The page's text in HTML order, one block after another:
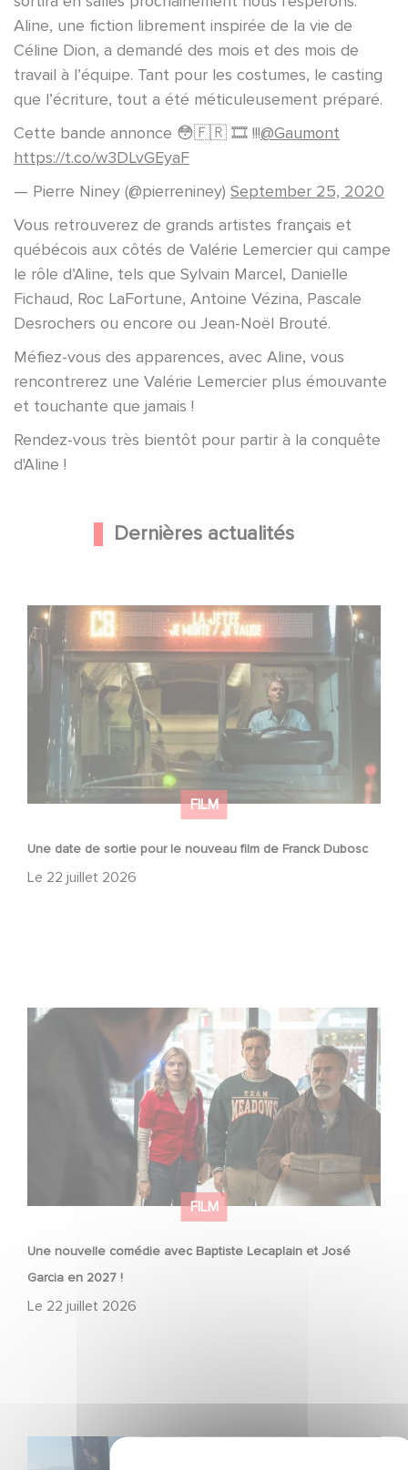
Aline, une fiction librement inspirée de la vie de
Céline Dion, a demandé des mois et des mois de
travail à l’équipe. Tant pour les costumes, le casting
que l’écriture, tout a été méticuleusement préparé.
Cette bande annonce 😳🇫🇷 🎞 !!!@Gaumont
https://t.co/w3DLvGEyaF
— Pierre Niney (@pierreniney) September 25, 2020
Vous retrouverez de grands artistes français et
québécois aux côtés de Valérie Lemercier qui campe
le rôle d’Aline, tels que Sylvain Marcel, Danielle
Fichaud, Roc LaFortune, Antoine Vézina, Pascale
Desrochers ou encore ou Jean-Noël Brouté.
Méfiez-vous des apparences, avec Aline, vous
rencontrerez une Valérie Lemercier plus émouvante
et touchante que jamais !
Rendez-vous très bientôt pour partir à la conquête
d'Aline !
Dernières actualités
FILM
Une date de sortie pour le nouveau film de Franck Dubosc
Le 22 juillet 2026
Une date de sortie pour le nouveau film de Franck
Dubosc
FILM
Une nouvelle comédie avec Baptiste Lecaplain et José
Garcia en 2027 !
Le 22 juillet 2026
Une nouvelle comédie avec Baptiste Lecaplain et José
Garcia en 2027 !
Le tournage de la mini-série Le Roman de Marceau Miller